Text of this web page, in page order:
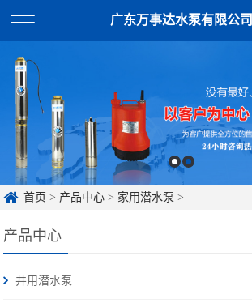
广东万事达水泵有限公司
首页 > 产品中心 > 家用潜水泵 >
产品中心
井用潜水泵